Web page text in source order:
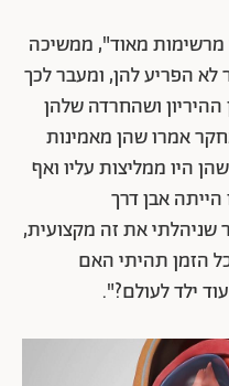
מרשימות מאוד", ממשיכה
לא הפריע להן, ומעבר לכך
ושהחרדה שלהן
אמרו שהן מאמינות
היו ממליצות עליו ואף
הייתה אבן דרך
שניהלתי את זה מקצועית,
הזמן תהיתי האם
ילד לעולם?".